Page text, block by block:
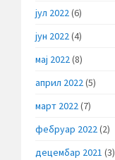
јул 2022(6)
јун 2022(4)
мај 2022(8)
април 2022(5)
март 2022(7)
фебруар 2022(2)
децембар 2021 (3)